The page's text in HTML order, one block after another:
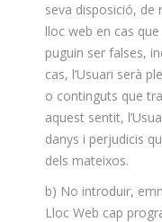
seva disposició, de
lloc web en cas
puguin ser falses,
cas, l’Usuari serà
o continguts que
aquest sentit,
danys i perjudicis
dels mateixos.
b) No introduir,
Lloc Web cap